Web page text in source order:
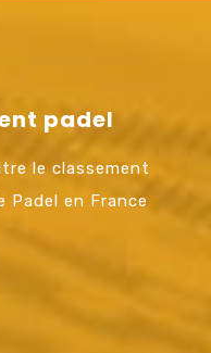
padel
le classement
Padel en France